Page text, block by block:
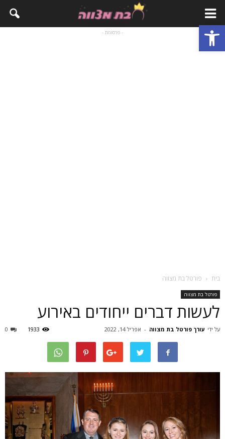
פתח סרגל נגישות - פרסומת -
בית פורטל בת מצווה
פורטל בת מצווה
לעשות דברים ייחודים באירוע
על ידי עורך פורטל בת מצווה - אפריל 14, 2022 0 1933